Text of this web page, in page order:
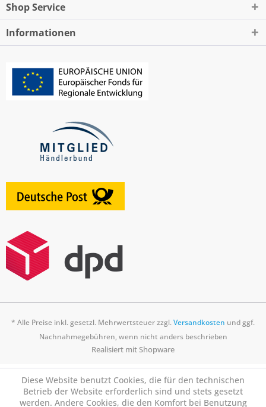
Shop Service
Informationen
* Alle Preise inkl. gesetzl. Mehrwertsteuer zzgl.Versandkosten und ggf.
Nachnahmegebühren, wenn nicht anders beschrieben
Realisiert mit Shopware
Diese Website benutzt Cookies, die für den technischen
Betrieb der Website erforderlich sind und stets gesetzt
werden. Andere Cookies, die den Komfort bei Benutzung